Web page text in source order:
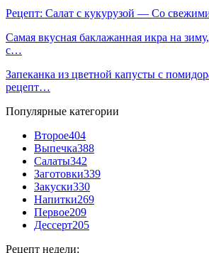
Рецепт: Салат с кукурузой — Со
Самая вкусная баклажанная икра на
с…
Запеканка из цветной капусты с
рецепт…
Популярные категории
Второе404
Выпечка388
Салаты342
Заготовки339
Закуски330
Напитки269
Первое209
Дессерт205
Рецепт недели: